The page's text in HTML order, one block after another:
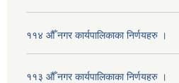
११४ औँ नगर कार्यपालिकाका निर्णयहरु ।
११३ औँ नगर कार्यपालिकाका निर्णयहरु ।